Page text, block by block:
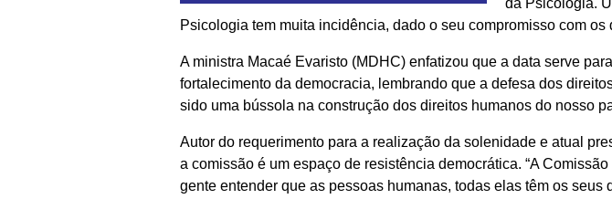
da Psicologia.
Psicologia tem muita incidência, dado o seu compromisso com
A ministra Macaé Evaristo (MDHC) enfatizou que a data serve
fortalecimento da democracia, lembrando que a defesa dos
sido uma bússola na construção dos direitos humanos do nosso
Autor do requerimento para a realização da solenidade e atual
a comissão é um espaço de resistência democrática. “A
gente entender que as pessoas humanas, todas elas têm os